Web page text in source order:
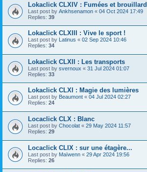
Lokaclick CLXIV : Fumées et brouillard
Last post by Ankhsenamon « 04 Oct 2024 17:49
Replies: 39
Lokaclick CLXIII : Vive le sport !
Last post by Latinus « 02 Sep 2024 10:46
Replies: 34
Lokaclick CLXII : Les transports
Last post by svernoux « 31 Jul 2024 01:07
Replies: 33
Lokaclick CLXI : Magie des lumières
Last post by Beaumont « 04 Jul 2024 02:27
Replies: 24
Locaclick CLX : Blanc
Last post by Chocolat « 29 May 2024 11:57
Replies: 29
Locaclick CLIX : sur une étagère...
Last post by Maïwenn « 29 Apr 2024 19:56
Replies: 26